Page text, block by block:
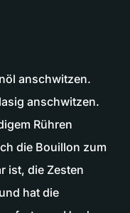
anschwitzen.
anschwitzen.
Rühren
die Bouillon zum
ist, die Zesten
hat die